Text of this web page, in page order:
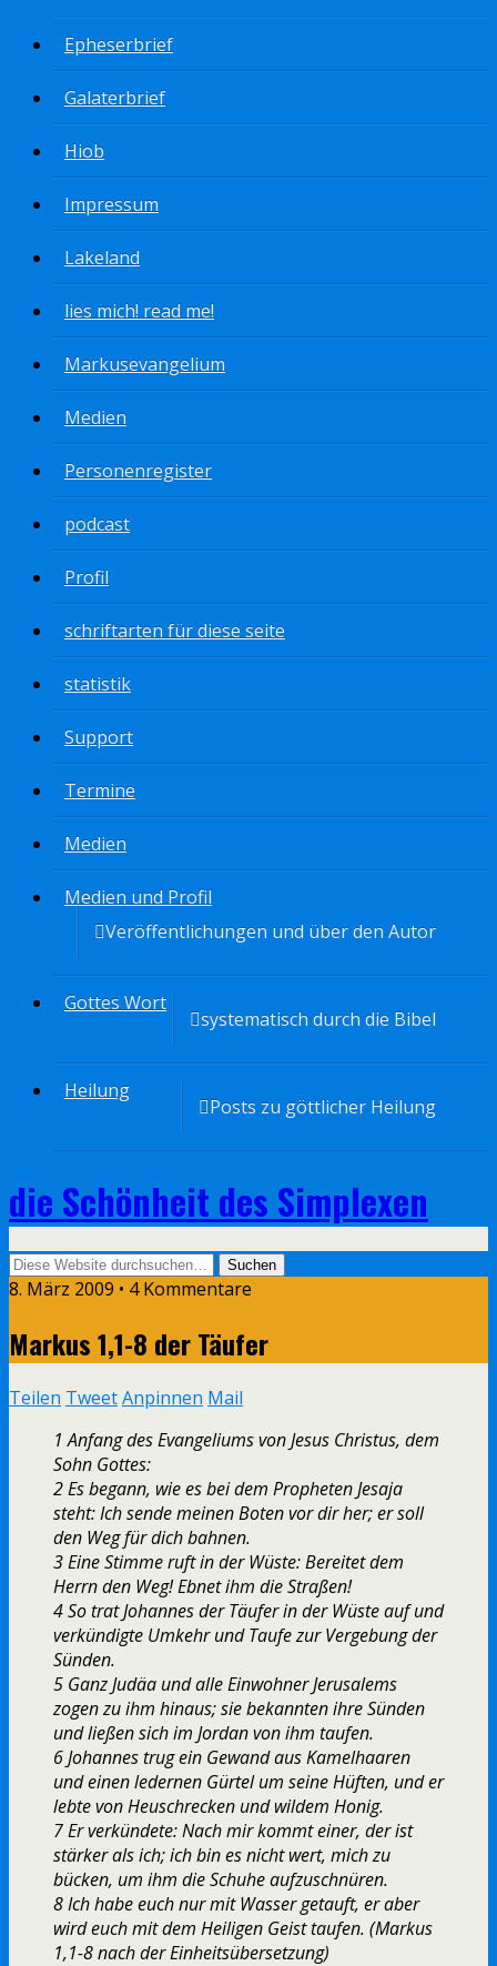
Epheserbrief
Galaterbrief
Hiob
Impressum
Lakeland
lies mich! read me!
Markusevangelium
Medien
Personenregister
podcast
Profil
schriftarten für diese seite
statistik
Support
Termine
Medien
Medien und Profil
Veröffentlichungen und über den Autor
Gottes Wort
systematisch durch die Bibel
Heilung
Posts zu göttlicher Heilung
die Schönheit des Simplexen
8. März 2009 • 4 Kommentare
Markus 1,1-8 der Täufer
Teilen TweetAnpinnen Mail
1 Anfang des Evangeliums von Jesus Christus, dem
Sohn Gottes:
2 Es begann, wie es bei dem Propheten Jesaja
steht: Ich sende meinen Boten vor dir her; er soll
den Weg für dich bahnen.
3 Eine Stimme ruft in der Wüste: Bereitet dem
Herrn den Weg! Ebnet ihm die Straßen!
4 So trat Johannes der Täufer in der Wüste auf und
verkündigte Umkehr und Taufe zur Vergebung der
Sünden.
5 Ganz Judäa und alle Einwohner Jerusalems
zogen zu ihm hinaus; sie bekannten ihre Sünden
und ließen sich im Jordan von ihm taufen.
6 Johannes trug ein Gewand aus Kamelhaaren
und einen ledernen Gürtel um seine Hüften, und er
lebte von Heuschrecken und wildem Honig.
7 Er verkündete: Nach mir kommt einer, der ist
stärker als ich; ich bin es nicht wert, mich zu
bücken, um ihm die Schuhe aufzuschnüren.
8 Ich habe euch nur mit Wasser getauft, er aber
wird euch mit dem Heiligen Geist taufen. (Markus
1,1-8 nach der Einheitsübersetzung)